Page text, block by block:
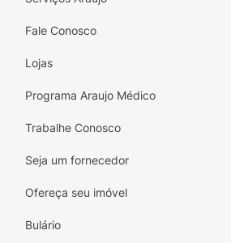
Fale Conosco
Lojas
Programa Araujo Médico
Trabalhe Conosco
Seja um fornecedor
Ofereça seu imóvel
Bulário